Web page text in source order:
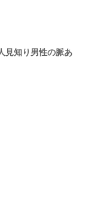
見知り男性の脈あ